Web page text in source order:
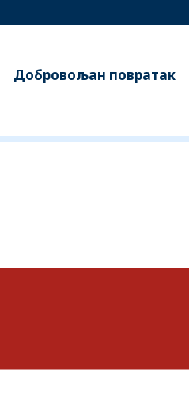
Добровољан повратак